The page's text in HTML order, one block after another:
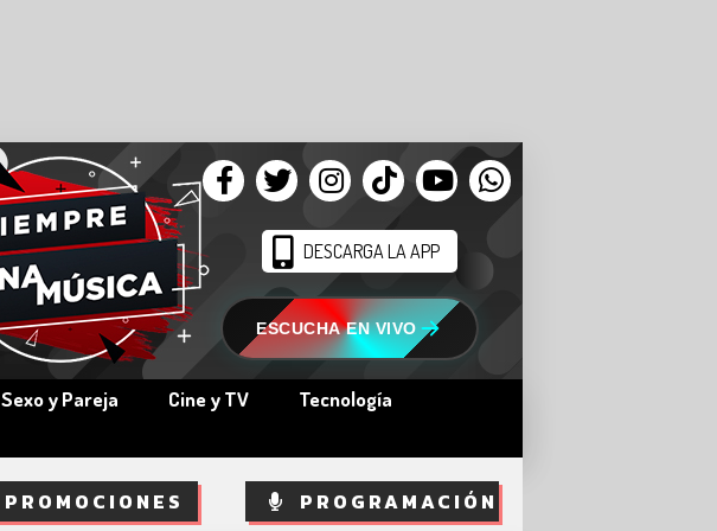
DESCARGA LA APP
ESCUCHA EN VIVO
Sexo y Pareja Cine y TV
Tecnología
PROMOCIONES PROGRAMACIÓN